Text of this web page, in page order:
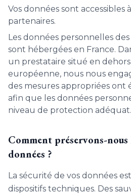
Vos données sont
partenaires.
Les données personnelles
sont hébergées en France.
un prestataire situé en
européenne, nous nous
des mesures appropriées ont
afin que les données
niveau de protection adéquat.
Comment préservons-nous
données ?
La sécurité de vos données
dispositifs techniques. Des